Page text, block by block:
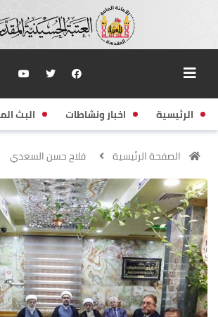
الرئيسية اخبار ونشاطات البث
الصفحة الرئيسية فلاح حسن السعدي